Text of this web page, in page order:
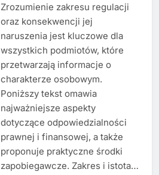
Zrozumienie zakresu regulacji
oraz konsekwencji jej
naruszenia jest kluczowe dla
wszystkich podmiotów, które
przetwarzają informacje o
charakterze osobowym.
Poniższy tekst omawia
najważniejsze aspekty
dotyczące odpowiedzialności
prawnej i finansowej, a także
proponuje praktyczne środki
zapobiegawcze. Zakres i istota…